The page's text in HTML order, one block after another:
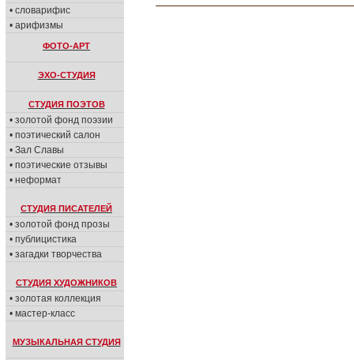
• словарифис
• арифизмы
ФОТО-АРТ
ЭХО-СТУДИЯ
СТУДИЯ ПОЭТОВ
• золотой фонд поэзии
• поэтический салон
• Зал Славы
• поэтические отзывы
• неформат
СТУДИЯ ПИСАТЕЛЕЙ
• золотой фонд прозы
• публицистика
• загадки творчества
СТУДИЯ ХУДОЖНИКОВ
• золотая коллекция
• мастер-класс
МУЗЫКАЛЬНАЯ СТУДИЯ